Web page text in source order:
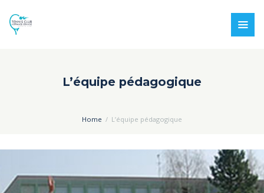
L’équipe pédagogique
Home L’équipe pédagogique